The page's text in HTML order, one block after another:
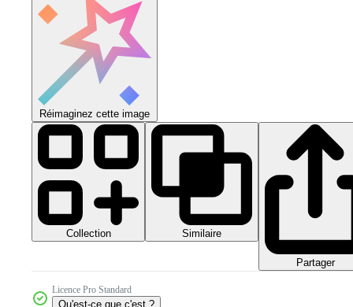
Réimaginez cette image
Collection Similaire
Partager
Licence Pro Standard
Qu'est-ce que c'est ?